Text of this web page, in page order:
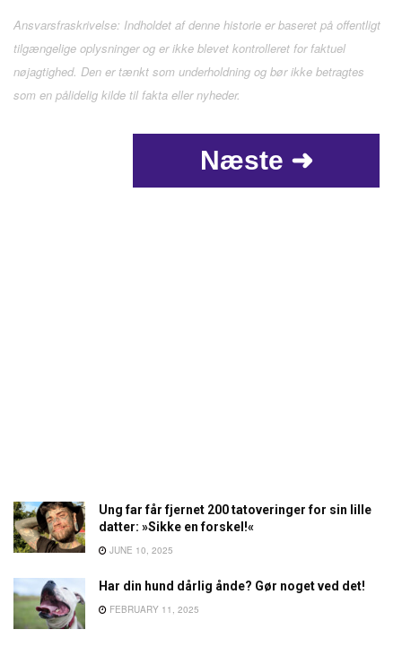
Ansvarsfraskrivelse: Indholdet af denne historie er baseret på offentligt
tilgængelige oplysninger og er ikke blevet kontrolleret for faktuel
nøjagtighed. Den er tænkt som underholdning og bør ikke betragtes
som en pålidelig kilde til fakta eller nyheder.
Næste ➜
Ung far får fjernet 200 tatoveringer for sin lille
datter: »Sikke en forskel!«
JUNE 10, 2025
Har din hund dårlig ånde? Gør noget ved det!
FEBRUARY 11, 2025